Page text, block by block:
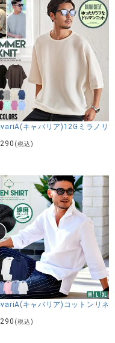
【ラムソー
施した、ビッグシルエ
ーフにした立体感のあ
がらも高級感漂う仕上
ことで、前後どちらか
刺繍ならではの立体感
ンク上の雰囲気をプラ
し、快適な着心地を実
ルエットが、トレンド
パーストレッチバンドカラー
キャバリア)12Gミラノリ
(税込)
ツ/全4色キャバリア)コットンリネ
(税込)